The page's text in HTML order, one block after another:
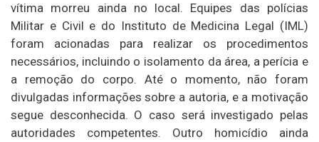
vítima morreu ainda no local. Equipes das polícias
Militar e Civil e do Instituto de Medicina Legal (IML)
foram acionadas para realizar os procedimentos
necessários, incluindo o isolamento da área, a perícia e
a remoção do corpo. Até o momento, não foram
divulgadas informações sobre a autoria, e a motivação
segue desconhecida. O caso será investigado pelas
autoridades competentes. Outro homicídio ainda